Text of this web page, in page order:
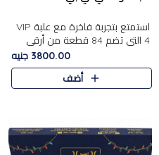
استمتع بتجربة فاخرة مع علبة VIP
4 التي تضم 84 قطعة من أرقى
حلويات المولد الشرقية، في تشكيلة
غنية تجمع بين الحلويات التقليدية
والمكسرات الفاخرة. تحتوي العلبة
3800.00 جنيه
أضف